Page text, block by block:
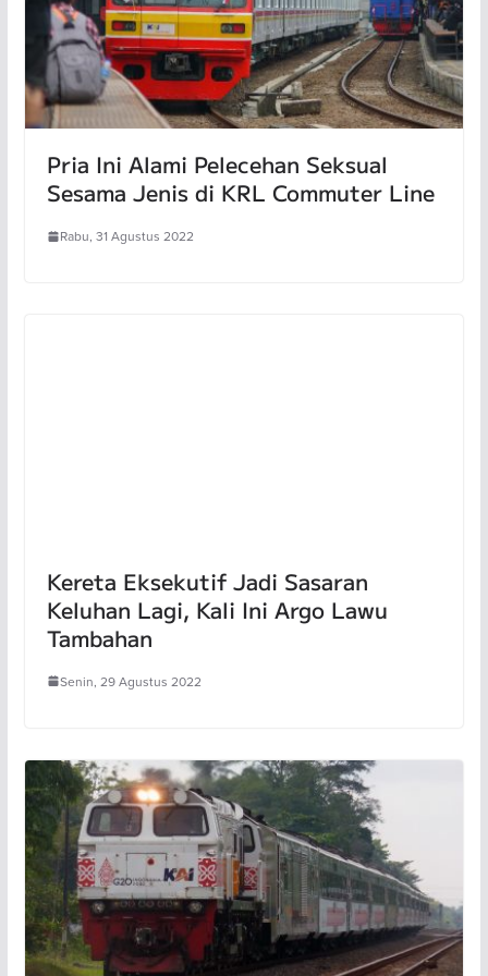
Pria Ini Alami Pelecehan Seksual
Sesama Jenis di KRL Commuter Line
Rabu, 31 Agustus 2022
Kereta Eksekutif Jadi Sasaran
Keluhan Lagi, Kali Ini Argo Lawu
Tambahan
Senin, 29 Agustus 2022